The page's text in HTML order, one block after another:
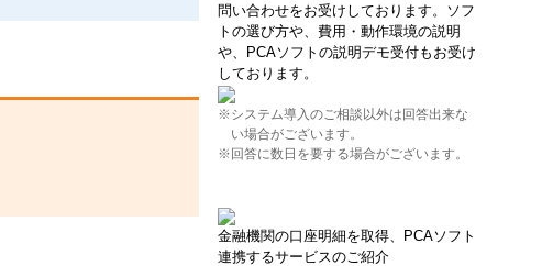
問い合わせをお受けしております。ソフ
トの選び方や、費用・動作環境の説明
や、PCAソフトの説明デモ受付もお受け
しております。
※システム導入のご相談以外は回答出来な
い場合がございます。
※回答に数日を要する場合がございます。
金融機関の口座明細を取得、PCAソフト
連携するサービスのご紹介